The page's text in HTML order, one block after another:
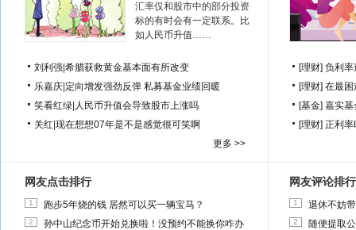
汇率仅和股市中的部分投资
标的有时会有一定联系。比
如人民币升值……
刘利强 希腊获救黄金基本面有所改变
乐嘉庆 定向增发强劲反弹 私募基金业绩回暖
笑看红绿 人民币升值会导致股市上涨吗
关红 现在想想07年是不是感觉很可笑啊
更多 >>
[理财] 负利率
[理财] 在最困
[基金] 嘉实基
[理财] 正利率
网友点击排行
1 跑步5年烧的钱 居然可以买一辆宝马？
2 孙中山纪念币开始兑换啦！没预约不能换你咋办
网友评论排行
1 退休不妨
2 随便提取